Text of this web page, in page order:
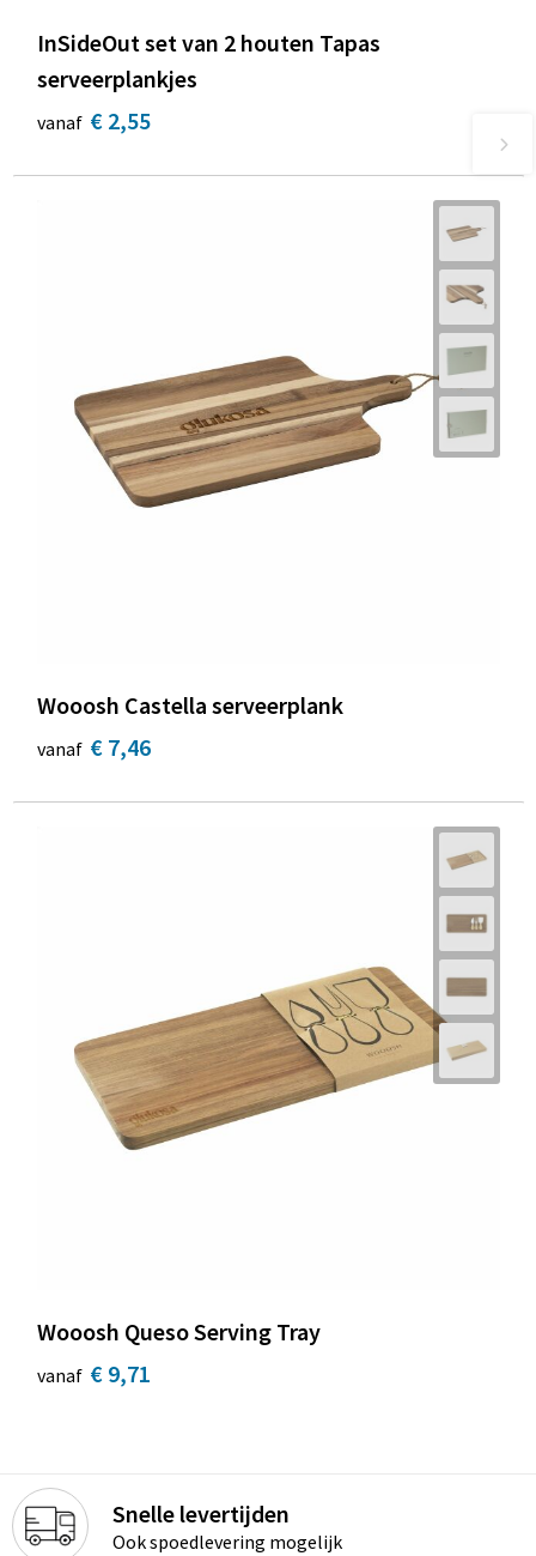
InSideOut set van 2 houten Tapas
serveerplankjes
vanaf € 2,55
Wooosh Castella serveerplank
vanaf € 7,46
Wooosh Queso Serving Tray
vanaf € 9,71
Snelle levertijden
Ook spoedlevering mogelijk